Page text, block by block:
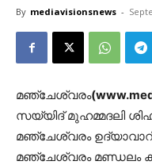
By mediavisionsnews -
മഞ്ചേശ്വരം
സയ്യിദ് മുഹമ്മദലി
മഞ്ചേശ്വരം
മഞ്ചേശ്വരം മണ്ഡലം